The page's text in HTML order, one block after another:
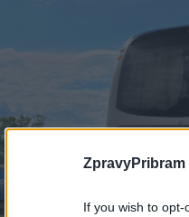
ZpravyPribram
If you wish to